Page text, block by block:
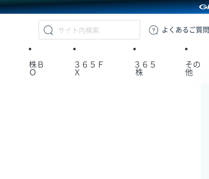
GMOクリック証券
よくある ご質問
株Ｂ
Ｏ
３６５Ｆ
Ｘ
３６５
株
その
他